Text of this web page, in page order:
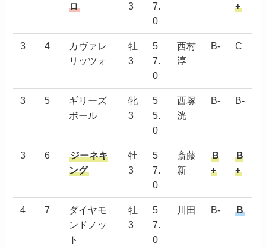
ロ
3
7.
0
+
3 4
カヴァレ
リッツォ
牡
3
5
7.
0
西村
淳
B- C
3 5
ギリーズ
ボール
牝
3
5
5.
0
西塚
洸
B- B-
3 6
ジーネキ
ング
牡
3
5
7.
0
斎藤
新
B
+
B
+
4 7
ダイヤモ
ンドノッ
ト
牡
3
5
7.
0
川田 B- B